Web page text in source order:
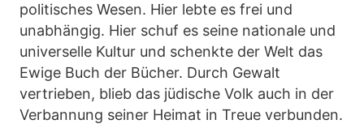
politisches Wesen. Hier lebte es frei und
unabhängig. Hier schuf es seine nationale und
universelle Kultur und schenkte der Welt das
Ewige Buch der Bücher. Durch Gewalt
vertrieben, blieb das jüdische Volk auch in der
Verbannung seiner Heimat in Treue verbunden.